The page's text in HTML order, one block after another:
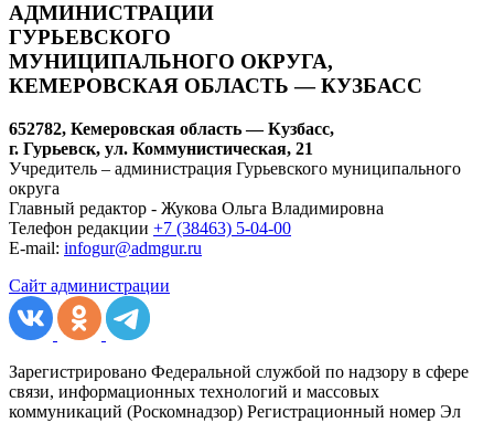
АДМИНИСТРАЦИИ
ГУРЬЕВСКОГО
МУНИЦИПАЛЬНОГО ОКРУГА,
КЕМЕРОВСКАЯ ОБЛАСТЬ — КУЗБАСС
652782, Кемеровская область — Кузбасс,
г. Гурьевск, ул. Коммунистическая, 21
Учредитель – администрация Гурьевского муниципального
округа
Главный редактор - Жукова Ольга Владимировна
Телефон редакции +7 (38463) 5-04-00
E-mail: infogur@admgur.ru
Сайт администрации
Зарегистрировано Федеральной службой по надзору в сфере
связи, информационных технологий и массовых
коммуникаций (Роскомнадзор) Регистрационный номер Эл